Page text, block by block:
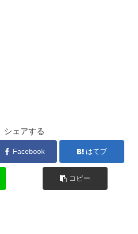
シェアする
Facebook はてブ
コピー